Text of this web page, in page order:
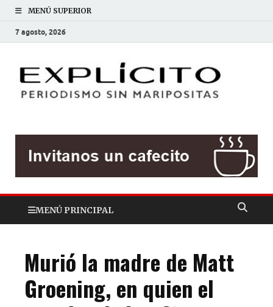
MENÚ SUPERIOR
7 agosto, 2026
MENÚ PRINCIPAL
Murió la madre de Matt
Groening, en quien el